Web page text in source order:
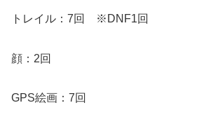
トレイル：7回 ※DNF1回
顔：2回
GPS絵画：7回